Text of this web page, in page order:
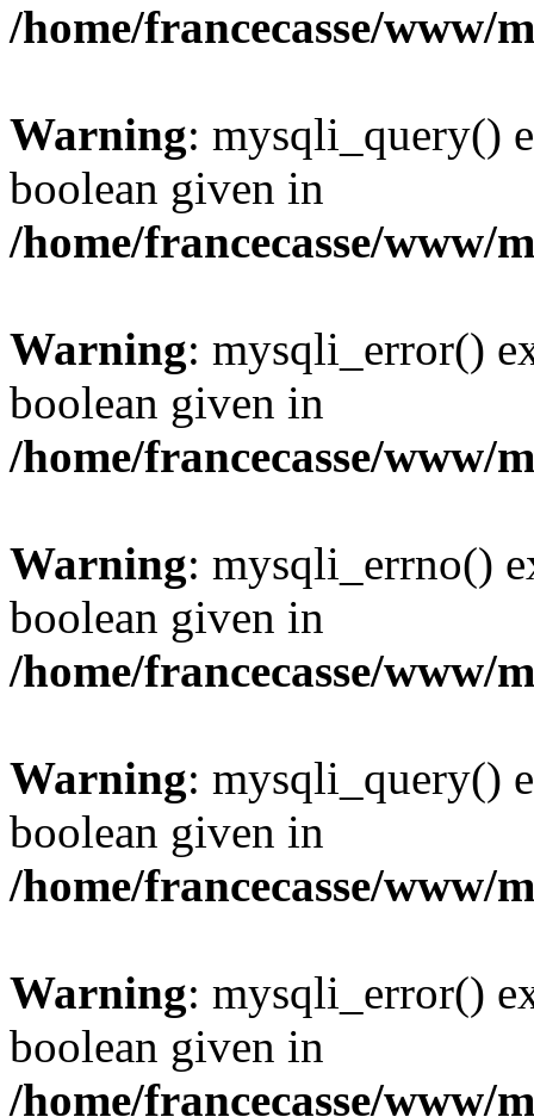
/home/francecasse/www/
Warning: mysqli_query()
boolean given in
/home/francecasse/www/
Warning: mysqli_error()
boolean given in
/home/francecasse/www/
Warning: mysqli_errno()
boolean given in
/home/francecasse/www/
Warning: mysqli_query()
boolean given in
/home/francecasse/www/
Warning: mysqli_error()
boolean given in
/home/francecasse/www/